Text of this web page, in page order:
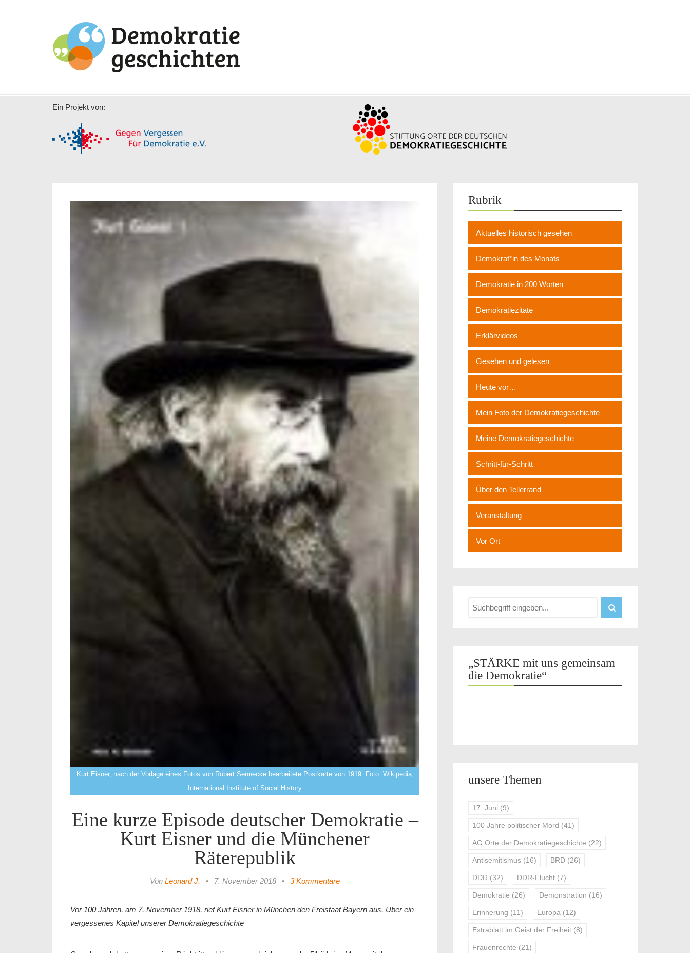
Ein Projekt von:
Kurt Eisner, nach der Vorlage eines Fotos von Robert Sennecke bearbeitete Postkarte von 1919. Foto: Wikipedia;
International Institute of Social History
Eine kurze Episode deutscher Demokratie –
Kurt Eisner und die Münchener
Räterepublik
Von Leonard J. • 7. November 2018 • 3 Kommentare
Vor 100 Jahren, am 7. November 1918, rief Kurt Eisner in München den Freistaat Bayern aus. Über ein
vergessenes Kapitel unserer Demokratiegeschichte
Rubrik
Aktuelles historisch gesehen
Demokrat*in des Monats
Demokratie in 200 Worten
Demokratiezitate
Erklärvideos
Gesehen und gelesen
Heute vor…
Mein Foto der Demokratiegeschichte
Meine Demokratiegeschichte
Schritt-für-Schritt
Über den Tellerrand
Veranstaltung
Vor Ort
„STÄRKE mit uns gemeinsam
die Demokratie“
unsere Themen
17. Juni (9)
100 Jahre politischer Mord (41)
AG Orte der Demokratiegeschichte (22)
Antisemitismus (16) BRD (26)
DDR (32) DDR-Flucht (7)
Demokratie (26) Demonstration (16)
Erinnerung (11) Europa (12)
Extrablatt im Geist der Freiheit (8)
Frauenrechte (21)